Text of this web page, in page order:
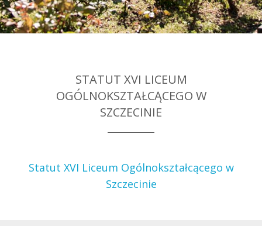
STATUT XVI LICEUM
OGÓLNOKSZTAŁCĄCEGO W
SZCZECINIE
Statut XVI Liceum Ogólnokształcącego w
Szczecinie